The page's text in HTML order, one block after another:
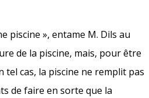
piscine », entame M. Dils au
de la piscine, mais, pour être
cas, la piscine ne remplit pas
de faire en sorte que la